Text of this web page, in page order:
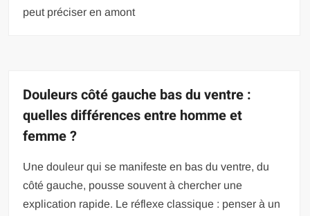
peut préciser en amont
Douleurs côté gauche bas du ventre :
quelles différences entre homme et
femme ?
Une douleur qui se manifeste en bas du ventre, du
côté gauche, pousse souvent à chercher une
explication rapide. Le réflexe classique : penser à un